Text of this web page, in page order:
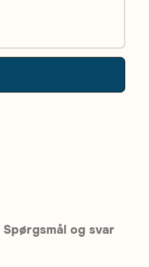
Spørgsmål og svar